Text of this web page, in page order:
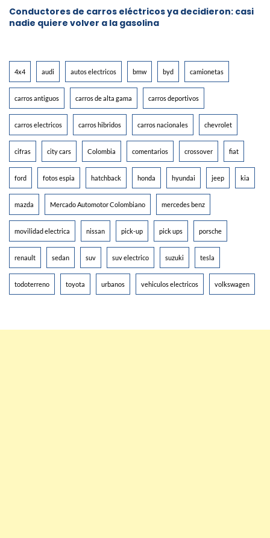
Conductores de carros eléctricos ya decidieron: casi
nadie quiere volver a la gasolina
4x4 audi autos electricos bmw byd camionetas
carros antiguos carros de alta gama carros deportivos
carros electricos carros hibridos carros nacionales chevrolet
cifras city cars Colombia comentarios crossover fiat
ford fotos espia hatchback honda hyundai jeep kia
mazda Mercado Automotor Colombiano mercedes benz
movilidad electrica nissan pick-up pick ups porsche
renault sedan suv suv electrico suzuki tesla
todoterreno toyota urbanos vehiculos electricos volkswagen